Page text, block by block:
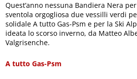
Quest’anno nessuna Bandiera Nera
sventola orgogliosa due vessilli verdi
solidale A tutto Gas-Psm e per la Ski
ideata lo scorso inverno, da Matteo
Valgrisenche.
A tutto Gas-Psm